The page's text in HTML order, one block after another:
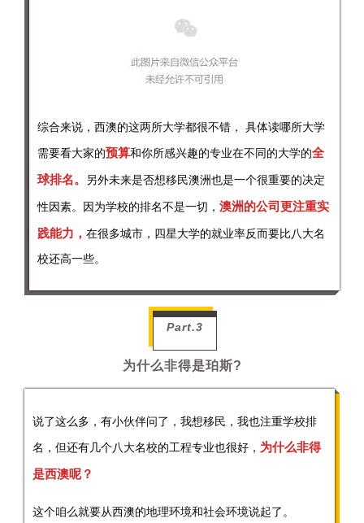
综合来说，西澳的这两所大学都很不错， 具体读哪所大学
需要看大家的预算和你所感兴趣的专业在不同的大学的全
球排名。
另外未来是否想移民澳洲也是一个很重要的决定
性因素。因为学校的排名不是一切， 澳洲的公司更注重实
践能力， 在很多城市，四星大学的就业率反而要比八大名
校还高一些。
Part.3
为什么非得是珀斯?
说了这么多，有小伙伴问了，我想移民，我也注重学校排
名，但还有几个八大名校的工程专业也很好， 为什么非得
是西澳呢？
这个咱么就要从西澳的地理环境和社会环境说起了。